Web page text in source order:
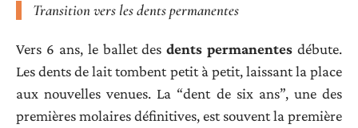
Transition vers les dents permanentes
Vers 6 ans, le ballet desdents permanentes débute.
Les dents de lait tombent petit à petit, laissant la place
aux nouvelles venues. La “dent de six ans”, une des
premières molaires définitives, est souvent la première